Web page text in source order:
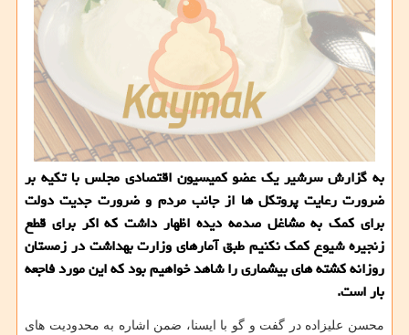
به گزارش سرشیر یك عضو كمیسیون اقتصادی مجلس با تكیه بر
ضرورت رعایت پروتكل ها از جانب مردم و ضرورت جدیت دولت
برای كمك به مشاغل صدمه دیده اظهار داشت كه اكر برای قطع
زنجیره شیوع كمك نكنیم طبق آمارهای وزارت بهداشت در زمستان
روزانه كشته های بیشماری را شاهد خواهیم بود كه این مورد فاجعه
بار است.
محسن علیزاده در گفت و گو با ایسنا، ضمن اشاره به محدودیت های